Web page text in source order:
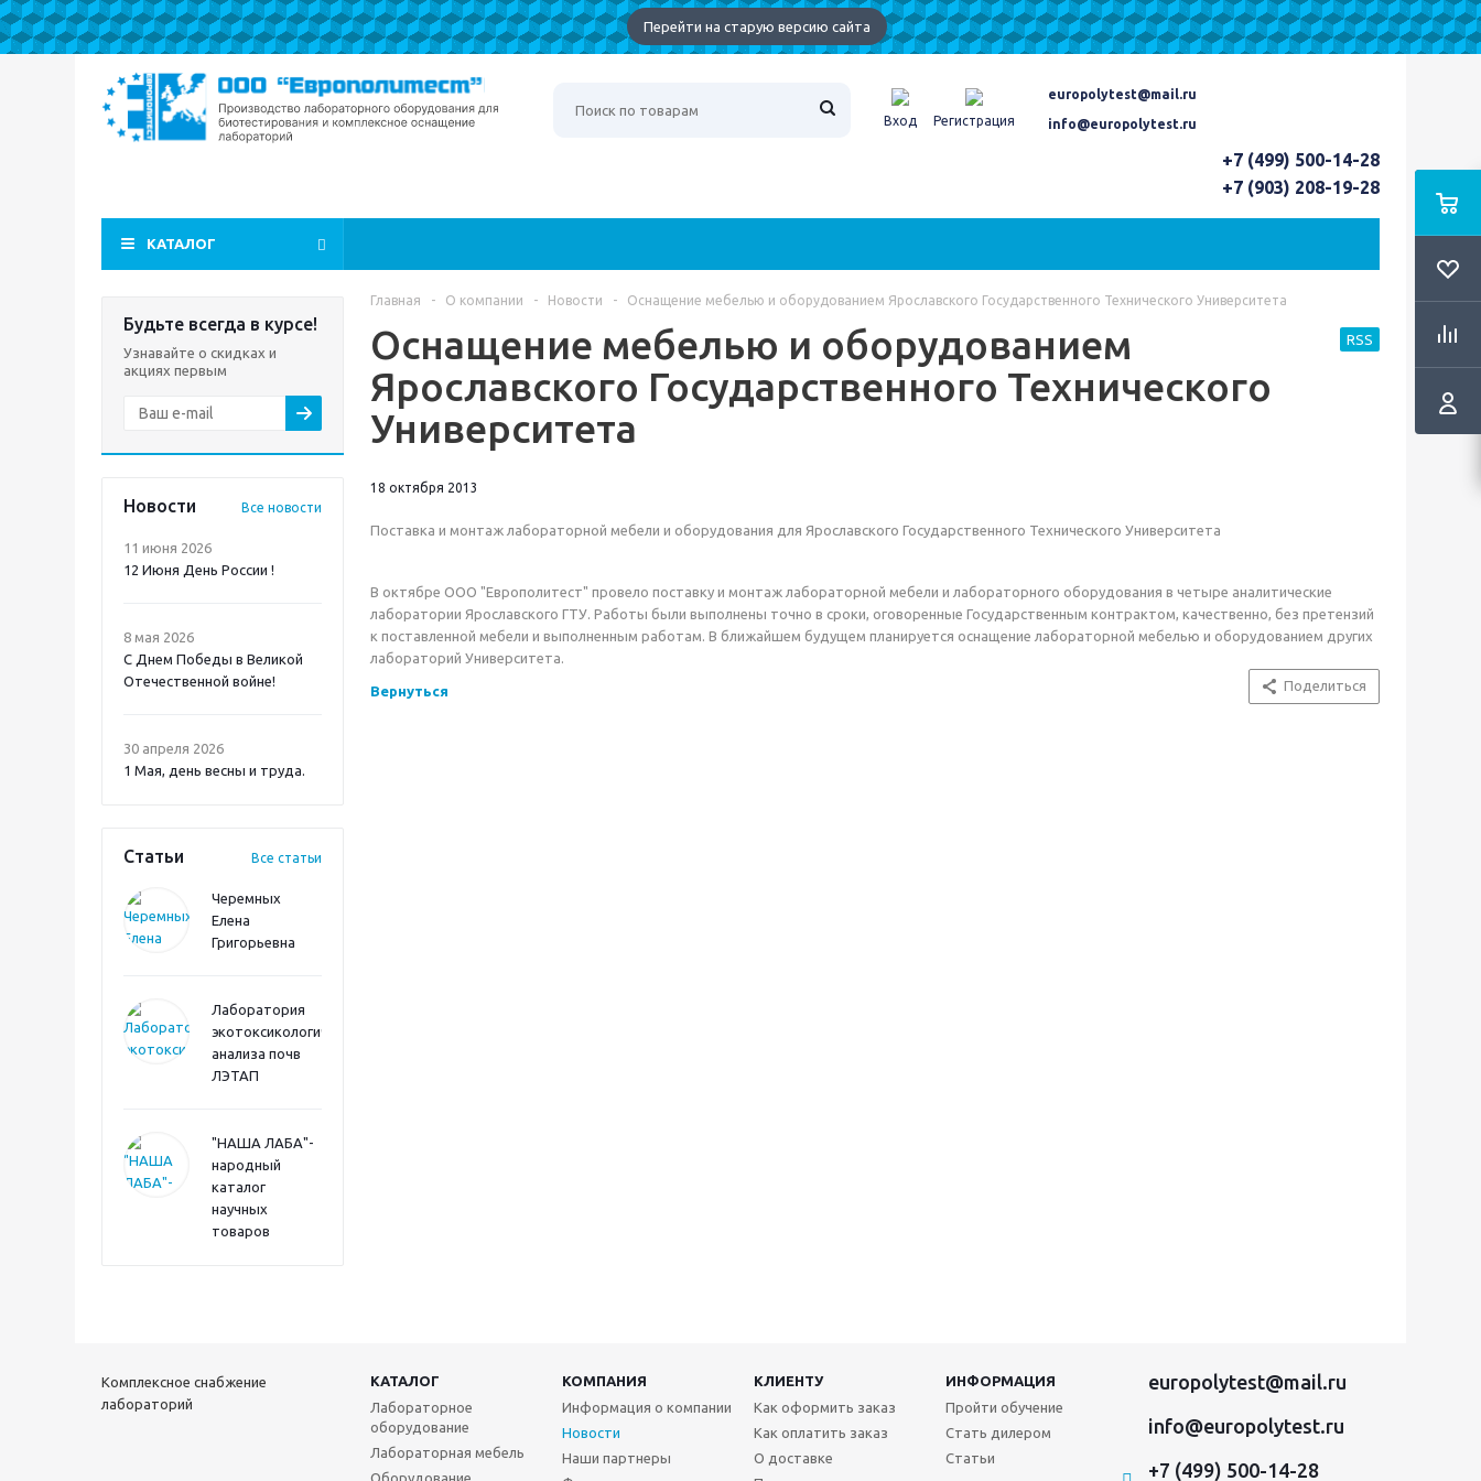
Перейти на старую версию сайта
Вход Регистрация
europolytest@mail.ru
info@europolytest.ru
+7 (499) 500-14-28
+7 (903) 208-19-28
КАТАЛОГ
Будьте всегда в курсе!
Узнавайте о скидках и
акциях первым
Новости Все новости
11 июня 2026
12 Июня День России !
8 мая 2026
С Днем Победы в Великой
Отечественной войне!
30 апреля 2026
1 Мая, день весны и труда.
Статьи Все статьи
Черемных
Елена
Григорьевна
Лаборатория
экотоксикологического
анализа почв
ЛЭТАП
"НАША ЛАБА"-
народный
каталог
научных
товаров
Главная - О компании - Новости - Оснащение мебелью и оборудованием Ярославского Государственного Технического Университета
Оснащение мебелью и оборудованием
Ярославского Государственного Технического
Университета
RSS
18 октября 2013
Поставка и монтаж лабораторной мебели и оборудования для Ярославского Государственного Технического Университета
В октябре ООО "Европолитест" провело поставку и монтаж лабораторной мебели и лабораторного оборудования в четыре аналитические
лаборатории Ярославского ГТУ. Работы были выполнены точно в сроки, оговоренные Государственным контрактом, качественно, без претензий
к поставленной мебели и выполненным работам. В ближайшем будущем планируется оснащение лабораторной мебелью и оборудованием других
лабораторий Университета.
Вернуться Поделиться
Комплексное снабжение
лабораторий
КАТАЛОГ КОМПАНИЯ КЛИЕНТУ
ИНФОРМАЦИЯ
Лабораторное
оборудование
Лабораторная мебель
Оборудование
Информация о компании
Новости
Наши партнеры
Как оформить заказ
Как оплатить заказ
О доставке
Пройти обучение
Стать дилером
Статьи
europolytest@mail.ru
info@europolytest.ru
+7 (499) 500-14-28